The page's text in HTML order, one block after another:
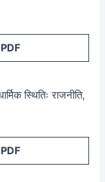
PDF
स्थितिः राजनीति,
PDF